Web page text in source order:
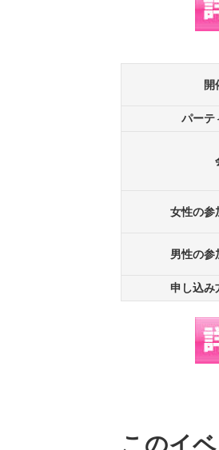
開
パーテ
女性の参
男性の参
申し込み
このイ